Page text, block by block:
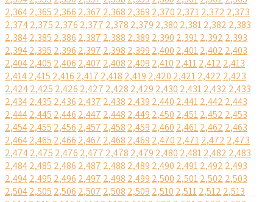
2,3642,365 2,366 2,367 2,368 2,369 2,370 2,3712,372 2,373
2,3742,375 2,376 2,377 2,378 2,379 2,380 2,3812,382 2,383
2,3842,385 2,386 2,387 2,388 2,389 2,390 2,3912,392 2,393
2,3942,395 2,396 2,397 2,398 2,399 2,400 2,4012,402 2,403
2,4042,405 2,406 2,407 2,408 2,409 2,410 2,4112,412 2,413
2,4142,415 2,416 2,417 2,418 2,419 2,420 2,4212,422 2,423
2,4242,425 2,426 2,427 2,428 2,429 2,430 2,4312,432 2,433
2,4342,435 2,436 2,437 2,438 2,439 2,440 2,4412,442 2,443
2,4442,445 2,446 2,447 2,448 2,449 2,450 2,4512,452 2,453
2,4542,455 2,456 2,457 2,458 2,459 2,460 2,4612,462 2,463
2,4642,465 2,466 2,467 2,468 2,469 2,470 2,4712,472 2,473
2,4742,475 2,476 2,477 2,478 2,479 2,480 2,4812,482 2,483
2,4842,485 2,486 2,487 2,488 2,489 2,490 2,4912,492 2,493
2,4942,495 2,496 2,497 2,498 2,499 2,500 2,5012,502 2,503
2,5042,505 2,506 2,507 2,508 2,509 2,510 2,5112,512 2,513